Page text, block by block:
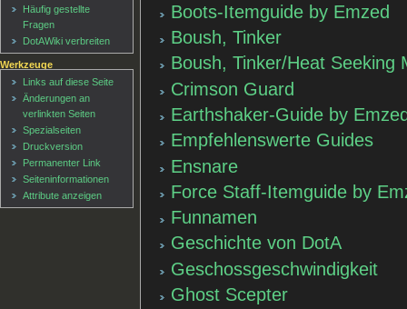
Boots-Itemguide by Emzed
Boush, Tinker
Boush, Tinker/Heat Seeking
Crimson Guard
Earthshaker-Guide by
Empfehlenswerte Guides
Ensnare
Force Staff-Itemguide by
Funnamen
Geschichte von DotA
Geschossgeschwindigkeit
Ghost Scepter
Häufig gestellte
Fragen
DotAWiki verbreiten
Werkzeuge
Links auf diese Seite
Änderungen an
verlinkten Seiten
Spezialseiten
Druckversion
Permanenter Link
Seiten­informationen
Attribute anzeigen